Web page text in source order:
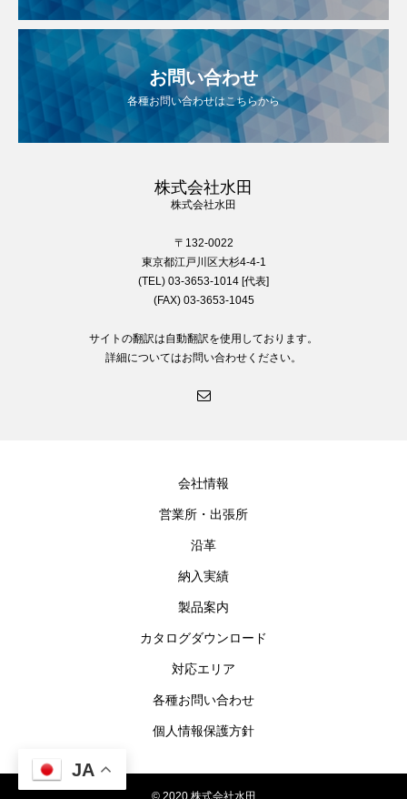
お問い合わせ
各種お問い合わせはこちらから
株式会社水田
株式会社水田
〒132-0022
東京都江戸川区大杉4-4-1
(TEL) 03-3653-1014 [代表]
(FAX) 03-3653-1045
サイトの翻訳は自動翻訳を使用しております。
詳細についてはお問い合わせください。
会社情報
営業所・出張所
沿革
納入実績
製品案内
カタログダウンロード
対応エリア
各種お問い合わせ
個人情報保護方針
© 2020 株式会社水田
JA